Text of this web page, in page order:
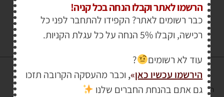
הרשמו לאתר וקבלו הנחה בכל קניה!
כבר רשומים לאתר? הקפידו להתחבר לפני כל
רכישה, וקבלו 5% הנחה על כל עגלת הקניות.
עוד לא רשומים
?
הירשמו עכשיו כאן»
, וכבר מהעסקה הקרובה תזכו
גם אתם בהנחת החברים שלנו